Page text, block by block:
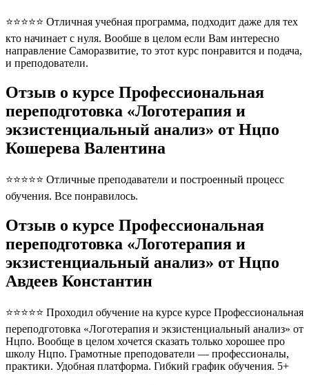
⭐⭐⭐⭐⭐ Отличная учебная программа, подходит даже для тех
кто начинает с нуля. Вообше в целом если Вам интересно
направление Саморазвитие, то этот курс понравится и подача,
и преподователи.
Отзыв о курсе Профессиональная
переподготовка «Логотерапия и
экзистенциальный анализ» от Нцпо
Кошерева Валентина
⭐⭐⭐⭐⭐ Отличные преподаватели и построенный процесс
обучения. Все понравилось.
Отзыв о курсе Профессиональная
переподготовка «Логотерапия и
экзистенциальный анализ» от Нцпо
Авдеев Константин
⭐⭐⭐⭐⭐ Проходил обучение на курсе курсе Профессиональная
переподготовка «Логотерапия и экзистенциальный анализ» от
Нцпо. Вообще в целом хочется сказать только хорошее про
школу Нцпо. Грамотные преподователи — профессионалы,
практики. Удобная платформа. Гибкий график обучения. 5+